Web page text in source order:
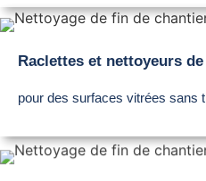
Raclettes et nettoyeurs
pour des surfaces vitrées sans